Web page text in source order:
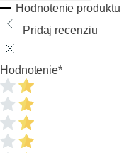
ohnisko
1000x505
Hodnotenie produktu
Pridaj recenziu
Hodnotenie*